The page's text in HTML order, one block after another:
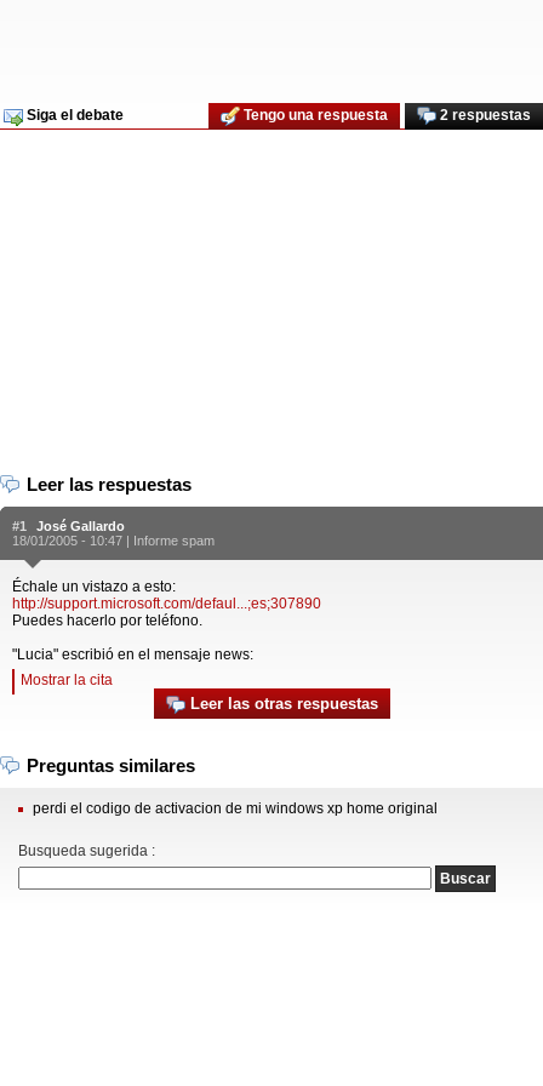
Siga el debate 2 respuestas
Tengo una respuesta
Leer las respuestas
#1
José Gallardo
18/01/2005 - 10:47 | Informe spam
Échale un vistazo a esto:
http://support.microsoft.com/defaul...;es;307890
Puedes hacerlo por teléfono.
"Lucia" escribió en el mensaje news:
Mostrar la cita
Leer las otras respuestas
Preguntas similares
perdi el codigo de activacion de mi windows xp home original
Busqueda sugerida :